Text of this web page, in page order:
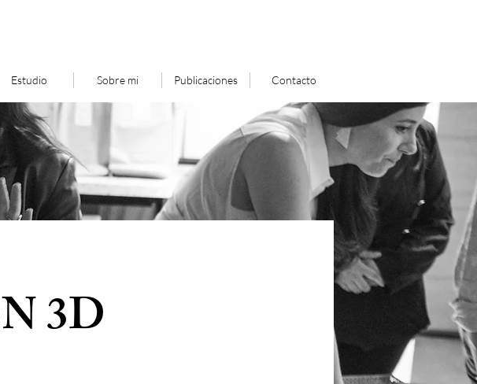
Estudio Sobre mi Publicaciones Contacto
3D